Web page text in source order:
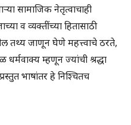
सामाजिक नेतृत्वाचाही
व व्यक्तींच्या हितासाठी
तथ्य जाणून घेणे महत्त्वाचे ठरते,
म्हणून ज्यांची श्रद्धा
भाषांतर हे निश्चितच